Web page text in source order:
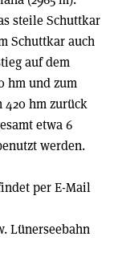
steile Schuttkar
Schuttkar auch
auf dem
hm und zum
420 hm zurück
etwa 6
werden.
per E-Mail
Lünerseebahn